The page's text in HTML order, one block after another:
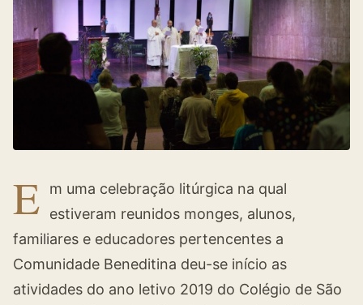
E
m uma celebração litúrgica na qual
estiveram reunidos monges, alunos,
familiares e educadores pertencentes a
Comunidade Beneditina deu-se início as
atividades do ano letivo 2019 do Colégio de São